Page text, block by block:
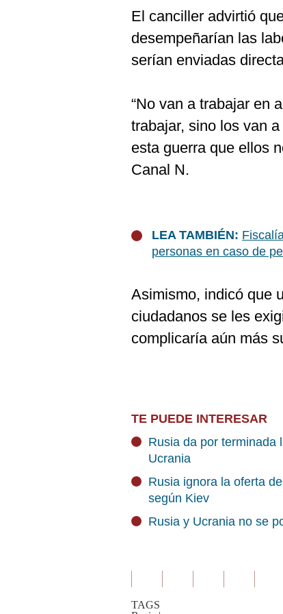
El canciller advirtió
desempeñarían las
serían enviadas
“No van a trabajar en
trabajar, sino los van
esta guerra que ellos
Canal N.
LEA TAMBIÉN:
personas en caso de
Asimismo, indicó que
ciudadanos se les
complicaría aún más
TE PUEDE INTERESAR
Rusia da por terminada
Ucrania
Rusia ignora la oferta
según Kiev
Rusia y Ucrania no se
TAGS